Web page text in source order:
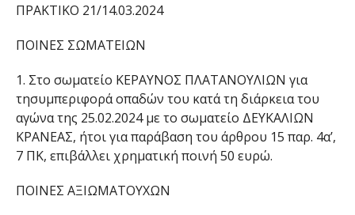
ΠΡΑΚΤΙΚΟ 21/14.03.2024
ΠΟΙΝΕΣ ΣΩΜΑΤΕΙΩΝ
1. Στο σωματείο ΚΕΡΑΥΝΟΣ ΠΛΑΤΑΝΟΥΛΙΩΝ για
τησυμπεριφορά οπαδών του κατά τη διάρκεια του
αγώνα της 25.02.2024 με το σωματείο ΔΕΥΚΑΛΙΩΝ
ΚΡΑΝΕΑΣ, ήτοι για παράβαση του άρθρου 15 παρ. 4α’,
7ΠΚ, επιβάλλει χρηματική ποινή 50 ευρώ.
ΠΟΙΝΕΣ ΑΞΙΩΜΑΤΟΥΧΩΝ